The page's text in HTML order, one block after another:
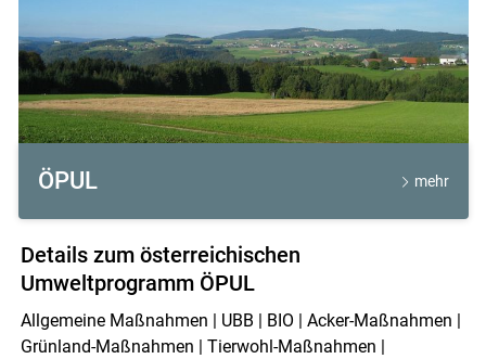
ÖPUL mehr
Details zum österreichischen
Umweltprogramm ÖPUL
Allgemeine Maßnahmen | UBB | BIO | Acker-Maßnahmen |
Grünland-Maßnahmen | Tierwohl-Maßnahmen |